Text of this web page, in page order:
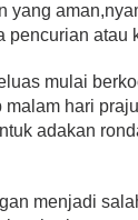
pencurian atau
mulai
hari
adakan
menjadi